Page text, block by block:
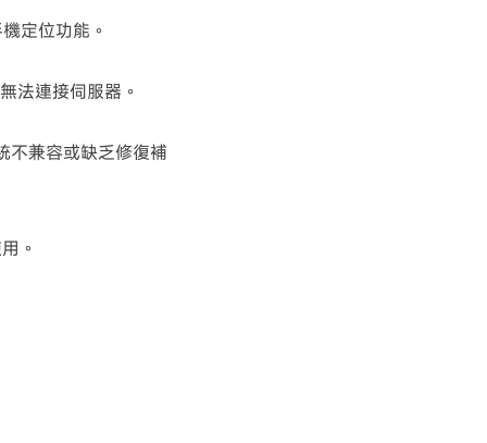
定位功能。
法連接伺服器。
不兼容或缺乏修復補
。